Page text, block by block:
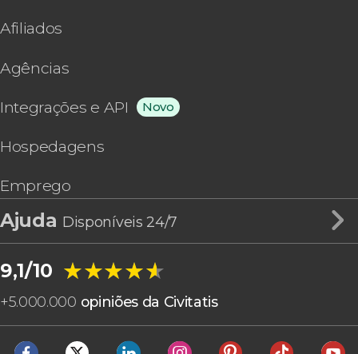
Afiliados
Agências
Integrações e API Novo
Hospedagens
Emprego
Ajuda Disponíveis 24/7
9,1/10 ★★★★★
★★★★★
+5.000.000 opiniões da Civitatis